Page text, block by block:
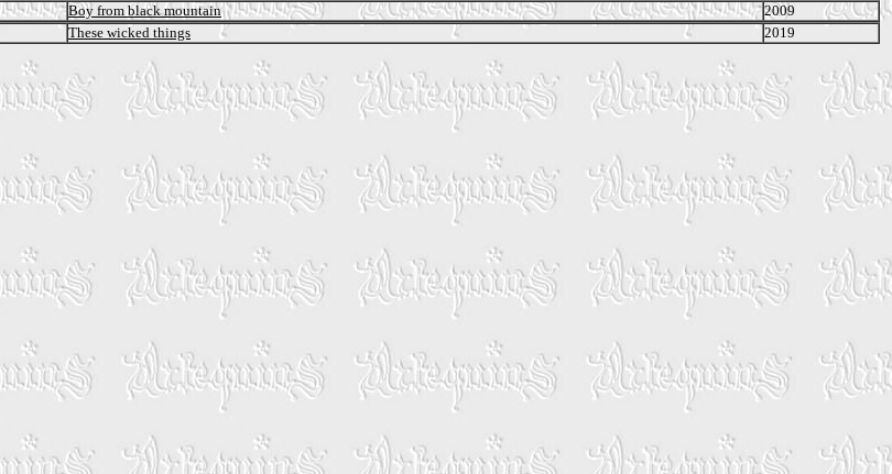
Boy from black mountain
2009
These wicked things 2019